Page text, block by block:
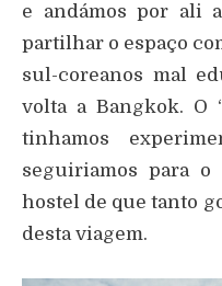
e andámos por ali
partilhar o espaço
sul-coreanos mal
volta a Bangkok. O
tinhamos
seguiriamos para
hostel de que tanto
desta viagem.